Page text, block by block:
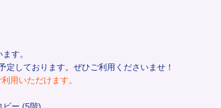
す。
しております。ぜひご利用くださいませ！
用いただけます。